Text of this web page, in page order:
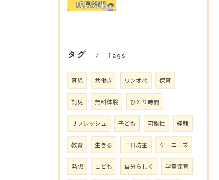
タグ Tags
育児 共働き ワンオペ 保育
託児 無料体験 ひとり時間
リフレッシュ 子ども 可能性 経験
教育 生きる 三日坊主 ケーニーズ
発想 こども 自分らしく 学童保育